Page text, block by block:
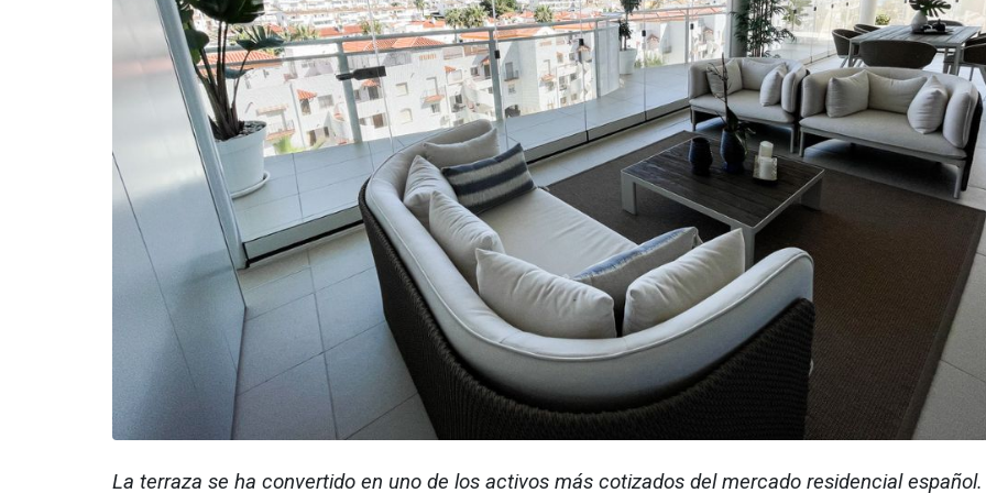
La terraza se ha convertido en uno de los activos más cotizados del mercado residencial